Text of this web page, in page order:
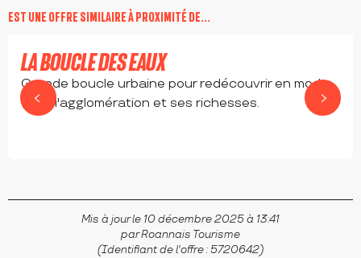
EST UNE OFFRE SIMILAIRE À PROXIMITÉ DE...
LA BOUCLE DES EAUX
Grande boucle urbaine pour redécouvrir en mode
doux l'agglomération et ses richesses.
Mis à jour le 10 décembre 2025 à 13:41
par Roannais Tourisme
(Identifiant de l'offre : 5720642)